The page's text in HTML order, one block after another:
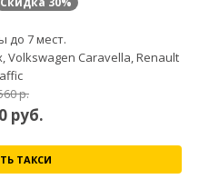
до 7 мест.
Volkswagen Caravella, Renault
р.
руб.
ТАКСИ